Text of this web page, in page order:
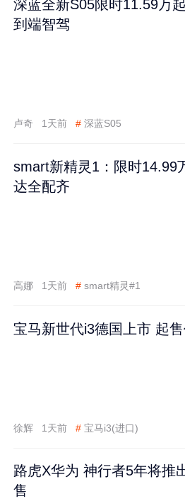
深蓝全新S05限时11.59万
到端智驾
卢奇 1天前 # 深蓝S05
smart新精灵1：限时14.99
达全配齐
高娜 1天前 # smart精灵#1
宝马新世代i3德国上市 起
徐辉 1天前 # 宝马i3(进口)
路虎X华为 神行者5年将推
售